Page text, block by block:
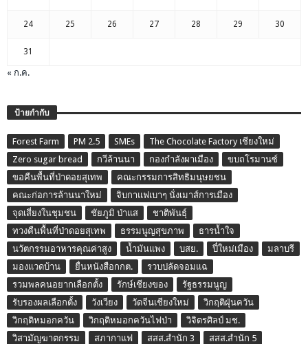
24 25 26 27 28 29 30
31
« ก.ค.
ป้ายกำกับ
Forest Farm PM 2.5 SMEs
The Chocolate Factory เชียงใหม่
Zero sugar bread
กวีล้านนา กองกำลังผาเมือง
ขบถโรมานซ์
ขอคืนพื้นที่ป่าดอยสุเทพ
คณะกรรมการสิทธิมนุษยชน
คณะก่อการล้านนาใหม่
จิบกาแฟเบาๆ นั่งเมาส์การเมือง
จุดเสี่ยงในชุมชน
ชัยภูมิ ป่าแส
ชาติพันธุ์
ทวงคืนพื้นที่ป่าดอยสุเทพ
ธรรมนูญสุขภาพ
ธารน้ำใจ
นวัตกรรมอาหารคุณค่าสูง
น้ำมันแพง บสย. ปี๋ใหม่เมือง
มลาบรี
มองแวดบ้าน
ยื่นหนังสือกกต.
รวบปลัดจอมแฉ
รวมพลคนอยากเลือกตั้ง
รักษ์เชียงของ
รัฐธรรมนูญ
รับรองผลเลือกตั้ง
วังเวียง วัดจีนเชียงใหม่
วิกฤติฝุ่นควัน
วิกฤติหมอกควัน
วิกฤติหมอกควันไฟป่า
วิจิตรศิลป์ มช.
วิสามัญฆาตกรรม
สภากาแฟ สสส.สำนัก 3
สสส.สำนัก 5